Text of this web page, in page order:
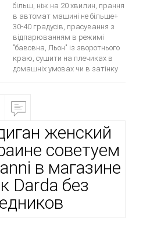
більш, ніж на 20 хвилин, прання
в автомат машині не більше+
30-40 градусів, прасування з
відпарюванням в режимі
"бавовна, Льон" із зворотнього
краю, сушити на плечиках в
домашніх умовах чи в затінку
ДОСТАВКА
женский
советуем
в магазине
Darda без